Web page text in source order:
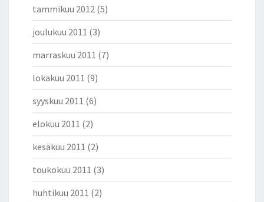
tammikuu 2012 (5)
joulukuu 2011 (3)
marraskuu 2011 (7)
lokakuu 2011 (9)
syyskuu 2011 (6)
elokuu 2011 (2)
kesäkuu 2011 (2)
toukokuu 2011 (3)
huhtikuu 2011 (2)